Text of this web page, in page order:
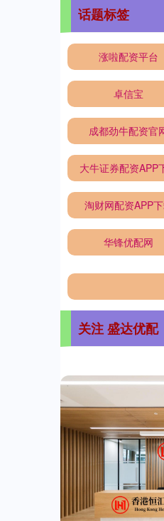
话题标签
涨啦配资平台
卓信宝
成都劲牛配资官
大牛证券配资APP
淘财网配资APP
华锋优配网
关注 盛达优配